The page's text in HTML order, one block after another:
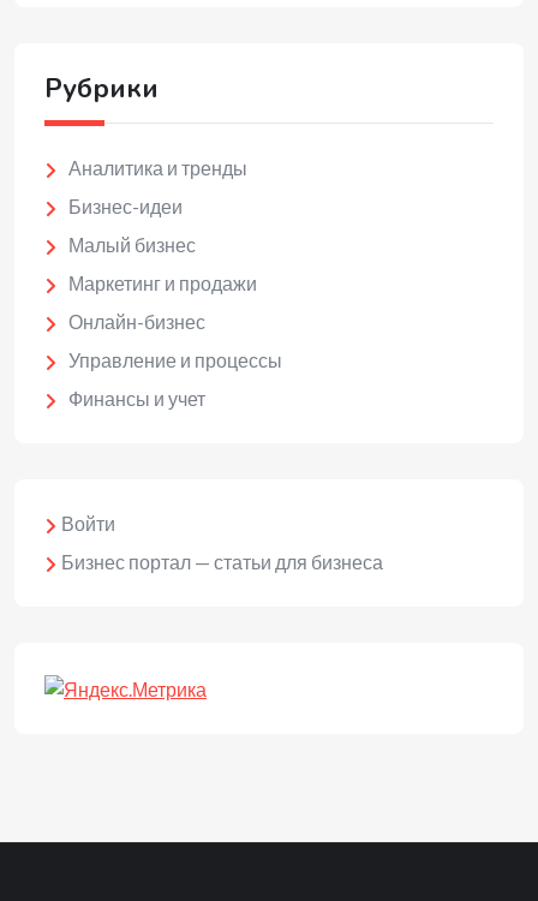
Рубрики
Аналитика и тренды
Бизнес-идеи
Малый бизнес
Маркетинг и продажи
Онлайн-бизнес
Управление и процессы
Финансы и учет
Войти
Бизнес портал — статьи для бизнеса